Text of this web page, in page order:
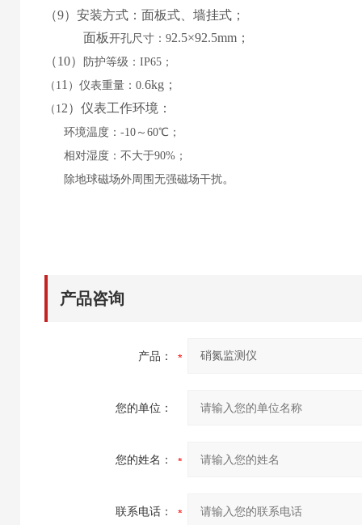
（9）安装方式： 面板式 墙挂式 ；
面板开孔尺寸： 92.5×92.5mm；
（10） 防护等级： IP65；
（ 11 ）仪表重量： 0.6kg；
（ 12）仪表工作环境：
环境温度： -10～60℃；
相对湿度：不大于90%；
除地球磁场外周围无强磁场干扰。
产品咨询
产品：
您的单位：
您的姓名：
联系电话：